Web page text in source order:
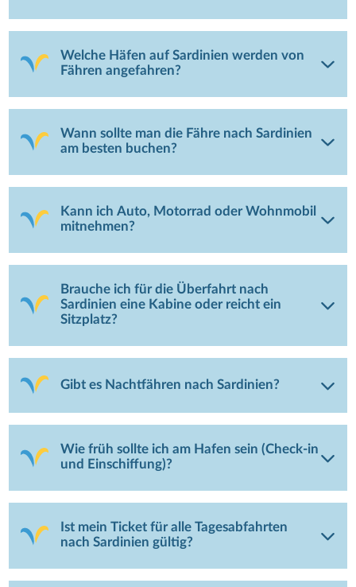
Welche Häfen auf Sardinien werden von
Fähren angefahren?
Wann sollte man die Fähre nach Sardinien
am besten buchen?
Kann ich Auto, Motorrad oder Wohnmobil
mitnehmen?
Brauche ich für die Überfahrt nach
Sardinien eine Kabine oder reicht ein
Sitzplatz?
Gibt es Nachtfähren nach Sardinien?
Wie früh sollte ich am Hafen sein (Check-in
und Einschiffung)?
Ist mein Ticket für alle Tagesabfahrten
nach Sardinien gültig?